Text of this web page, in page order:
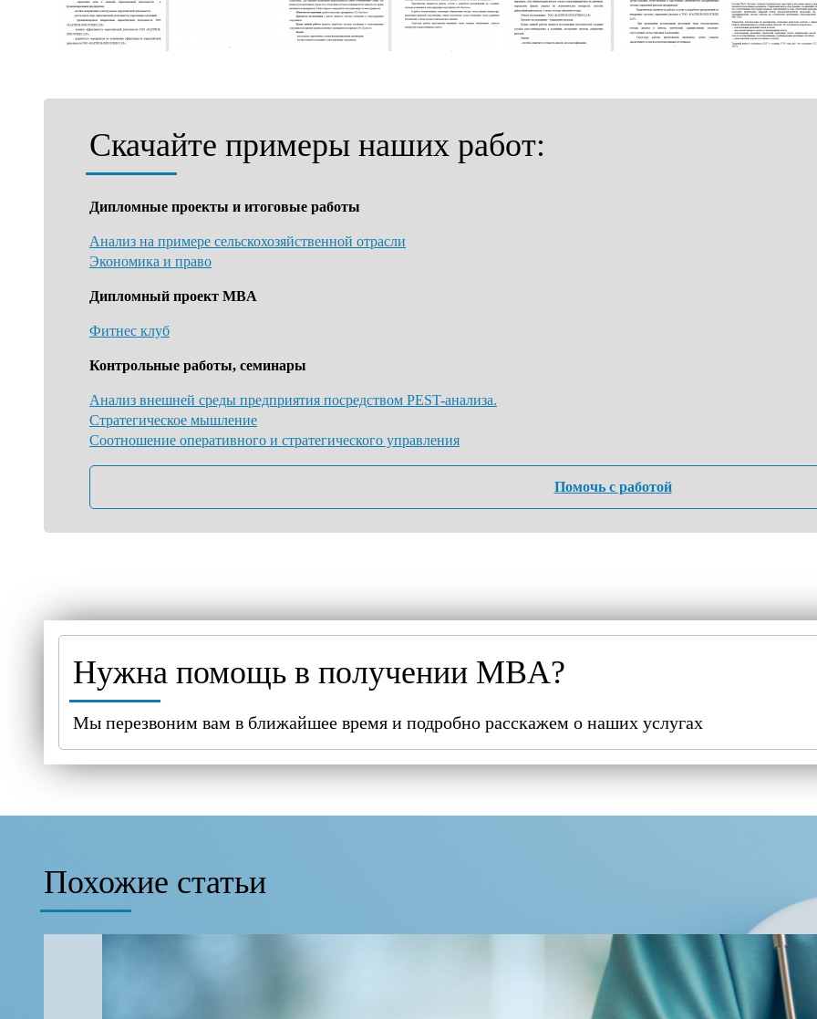
Скачайте примеры наших работ:
Дипломные проекты и итоговые работы
Анализ на примере сельскохозяйственной отрасли
Экономика и право
Дипломный проект MBA
Фитнес клуб
Контрольные работы, семинары
Анализ внешней среды предприятия посредством PEST-анализа.
Стратегическое мышление
Соотношение оперативного и стратегического управления
Помочь с работой
Нужна помощь в получении MBA?
Мы перезвоним вам в ближайшее время и подробно расскажем о наших услугах
Похожие статьи